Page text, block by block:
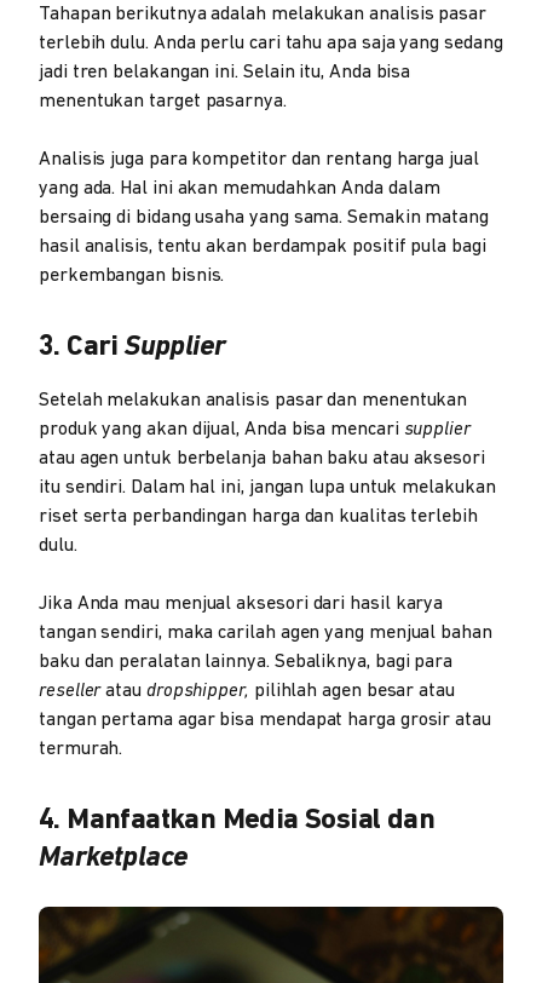
Tahapan berikutnya adalah melakukan analisis pasar
terlebih dulu. Anda perlu cari tahu apa saja yang sedang
jadi tren belakangan ini. Selain itu, Anda bisa
menentukan target pasarnya.
Analisis juga para kompetitor dan rentang harga jual
yang ada. Hal ini akan memudahkan Anda dalam
bersaing di bidang usaha yang sama. Semakin matang
hasil analisis, tentu akan berdampak positif pula bagi
perkembangan bisnis.
3. CariSupplier
Setelah melakukan analisis pasar dan menentukan
produk yang akan dijual, Anda bisa mencari supplier
atau agen untuk berbelanja bahan baku atau aksesori
itu sendiri. Dalam hal ini, jangan lupa untuk melakukan
riset serta perbandingan harga dan kualitas terlebih
dulu.
Jika Anda mau menjual aksesori dari hasil karya
tangan sendiri, maka carilah agen yang menjual bahan
baku dan peralatan lainnya. Sebaliknya, bagi para
reselleratau dropshipper, pilihlah agen besar atau
tangan pertama agar bisa mendapat harga grosir atau
termurah.
4. Manfaatkan Media Sosial dan
Marketplace